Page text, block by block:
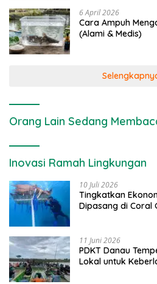
6 April 2026
Cara Ampuh
(Alami & Medis)
Orang Lain Sedang
Inovasi Ramah Lingkungan
10 Juli 2026
Tingkatkan
Dipasang di Coral
11 Juni 2026
PDKT Danau
Lokal untuk